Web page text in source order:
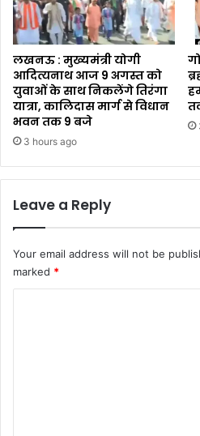
लखनऊ : मुख्यमंत्री योगी
आदित्यनाथ आज 9 अगस्त को
युवाओं के साथ निकलेंगे तिरंगा
यात्रा, कालिदास मार्ग से विधान
भवन तक 9 बजे
3 hours ago
Leave a Reply
Your email address will not be
marked *